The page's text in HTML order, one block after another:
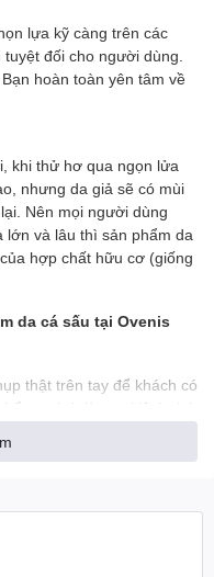
lựa kỹ càng trên các
đối cho người dùng.
hoàn toàn yên tâm về
khi thử hơ qua ngọn lửa
nhưng da giả sẽ có mùi
Nên mọi người dùng
lớn và lâu thì sản phẩm da
hợp chất hữu cơ (giống
da cá sấu tại Ovenis
thật trên tay để khách có
tránh làm sai lệch tính
nhận hàng đổi trả trả